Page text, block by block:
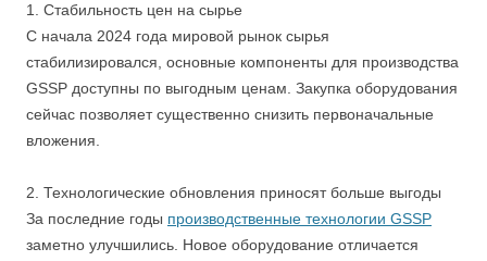
1. Стабильность цен на сырье
С начала 2024 года мировой рынок сырья
стабилизировался, основные компоненты для производства
GSSP доступны по выгодным ценам. Закупка оборудования
сейчас позволяет существенно снизить первоначальные
вложения.
2. Технологические обновления приносят больше выгоды
За последние годы производственные технологии GSSP
заметно улучшились. Новое оборудование отличается